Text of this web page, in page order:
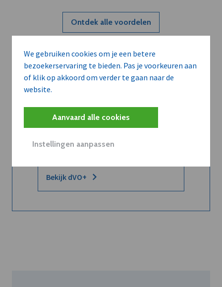
We gebruiken cookies om je een betere
bezoekerservaring te bieden. Pas je voorkeuren aan
of klik op akkoord om verder te gaan naar de
website.
Aanvaard alle cookies
Instellingen aanpassen
Ontdek alle voordelen
Abboneer
leren kennen maar dat men u ook
dVO helpt u het maximale te halen uit
Bekijk dVO+